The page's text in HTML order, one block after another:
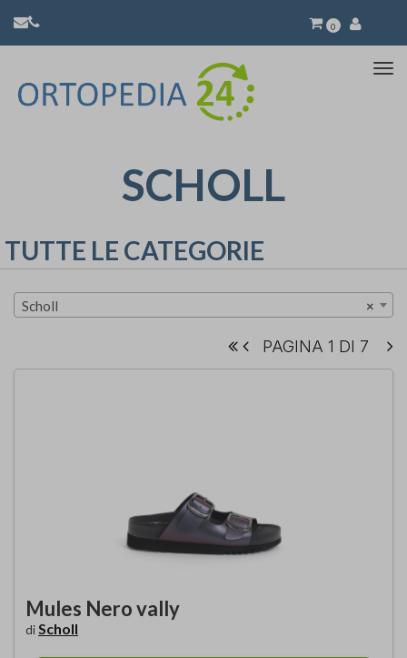
0
SCHOLL
TUTTE LE CATEGORIE
×
Scholl
PAGINA 1 DI 7
Mules Nero vally
diScholl